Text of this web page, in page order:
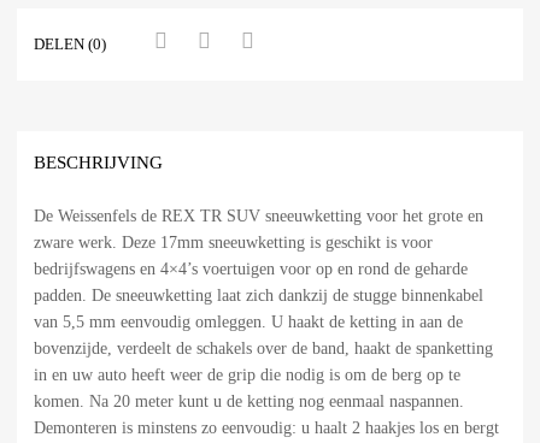
DELEN (0)
BESCHRIJVING
De Weissenfels de REX TR SUV sneeuwketting voor het grote en
zware werk. Deze 17mm sneeuwketting is geschikt is voor
bedrijfswagens en 4×4’s voertuigen voor op en rond de geharde
padden. De sneeuwketting laat zich dankzij de stugge binnenkabel
van 5,5 mm eenvoudig omleggen. U haakt de ketting in aan de
bovenzijde, verdeelt de schakels over de band, haakt de spanketting
in en uw auto heeft weer de grip die nodig is om de berg op te
komen. Na 20 meter kunt u de ketting nog eenmaal naspannen.
Demonteren is minstens zo eenvoudig: u haalt 2 haakjes los en bergt